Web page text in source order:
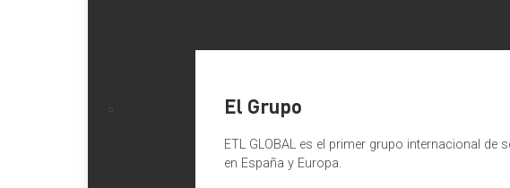
El Grupo
ETL GLOBAL es el primer grupo internacional
en España y Europa.